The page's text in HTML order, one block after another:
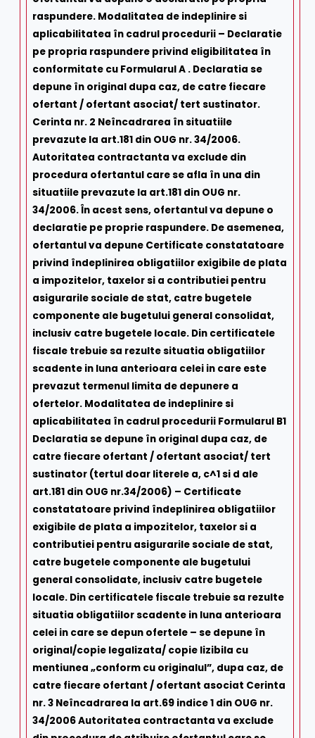
raspundere. Modalitatea de indeplinire si
aplicabilitatea în cadrul procedurii – Declaratie
pe propria raspundere privind eligibilitatea în
conformitate cu Formularul A . Declaratia se
depune în original dupa caz, de catre fiecare
ofertant / ofertant asociat/ tert sustinator.
Cerinta nr. 2 Neîncadrarea în situatiile
prevazute la art.181 din OUG nr. 34/2006.
Autoritatea contractanta va exclude din
procedura ofertantul care se afla în una din
situatiile prevazute la art.181 din OUG nr.
34/2006. În acest sens, ofertantul va depune o
declaratie pe proprie raspundere. De asemenea,
ofertantul va depune Certificate constatatoare
privind îndeplinirea obligatiilor exigibile de plata
a impozitelor, taxelor si a contributiei pentru
asigurarile sociale de stat, catre bugetele
componente ale bugetului general consolidat,
inclusiv catre bugetele locale. Din certificatele
fiscale trebuie sa rezulte situatia obligatiilor
scadente in luna anterioara celei in care este
prevazut termenul limita de depunere a
ofertelor. Modalitatea de indeplinire si
aplicabilitatea în cadrul procedurii Formularul B1
Declaratia se depune în original dupa caz, de
catre fiecare ofertant / ofertant asociat/ tert
sustinator (tertul doar literele a, c^1 si d ale
art.181 din OUG nr.34/2006) – Certificate
constatatoare privind îndeplinirea obligatiilor
exigibile de plata a impozitelor, taxelor si a
contributiei pentru asigurarile sociale de stat,
catre bugetele componente ale bugetului
general consolidate, inclusiv catre bugetele
locale. Din certificatele fiscale trebuie sa rezulte
situatia obligatiilor scadente in luna anterioara
celei in care se depun ofertele – se depune în
original/copie legalizata/ copie lizibila cu
mentiunea „conform cu originalul”, dupa caz, de
catre fiecare ofertant / ofertant asociat Cerinta
nr. 3 Neîncadrarea la art.69 indice 1 din OUG nr.
34/2006 Autoritatea contractanta va exclude